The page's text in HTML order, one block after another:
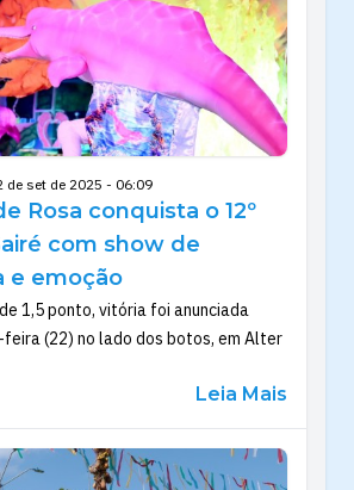
de set de 2025 - 06:09
Rosa conquista o 12º
com show de
e emoção
1,5 ponto, vitória foi anunciada
(22) no lado dos botos, em Alter
Leia Mais